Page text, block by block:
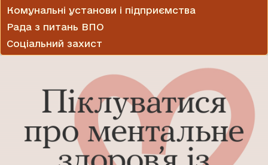
Комунальні установи і підприємства
Рада з питань ВПО
Соціальний захист